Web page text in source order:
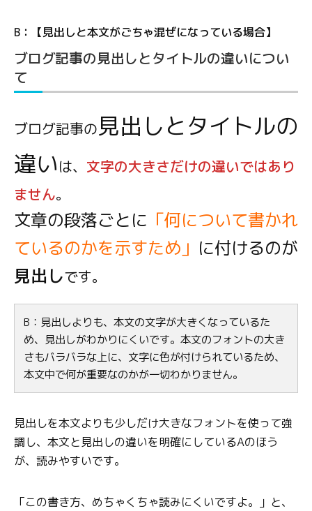
B：【見出しと本文がごちゃ混ぜになっている場合】
ブログ記事の見出しとタイトルの違いについ
て
ブログ記事の見出しとタイトルの
違いは、 文字の大きさだけの違いではあり
ません。
文章の段落ごとに 「何について書かれ
ているのかを示すため」 に付けるのが
見出しです。
B：見出しよりも、本文の文字が大きくなっているた
め、見出しがわかりにくいです。本文のフォントの大き
さもバラバラな上に、文字に色が付けられているため、
本文中で何が重要なのかが一切わかりません。
見出しを本文よりも少しだけ大きなフォントを使って強
調し、本文と見出しの違いを明確にしているAのほう
が、読みやすいです。
「この書き方、めちゃくちゃ読みにくいですよ。」と、